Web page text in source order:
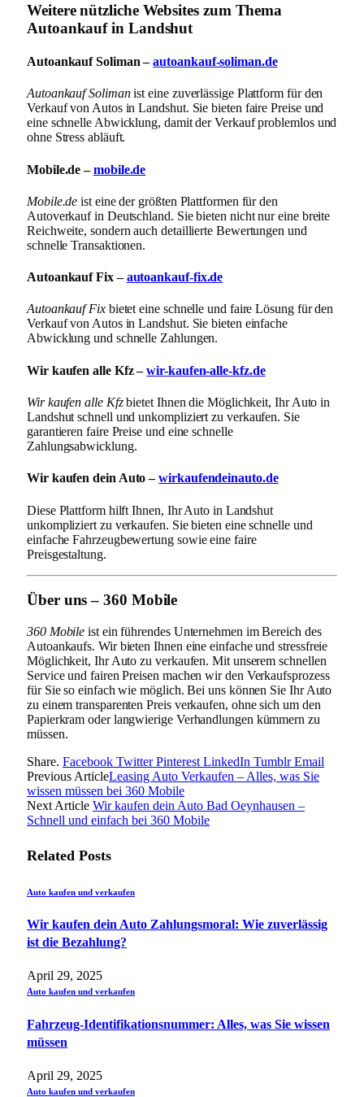
Weitere nützliche Websites zum Thema
Autoankauf in Landshut
Autoankauf Soliman –autoankauf-soliman.de
Autoankauf Solimanist eine zuverlässige Plattform für den
Verkauf von Autos in Landshut. Sie bieten faire Preise und
eine schnelle Abwicklung, damit der Verkauf problemlos und
ohne Stress abläuft.
Mobile.de –mobile.de
Mobile.de ist eine der größten Plattformen für den
Autoverkauf in Deutschland. Sie bieten nicht nur eine breite
Reichweite, sondern auch detaillierte Bewertungen und
schnelle Transaktionen.
Autoankauf Fix –autoankauf-fix.de
Autoankauf Fixbietet eine schnelle und faire Lösung für den
Verkauf von Autos in Landshut. Sie bieten einfache
Abwicklung und schnelle Zahlungen.
Wir kaufen alle Kfz –wir-kaufen-alle-kfz.de
Wir kaufen alle Kfzbietet Ihnen die Möglichkeit, Ihr Auto in
Landshut schnell und unkompliziert zu verkaufen. Sie
garantieren faire Preise und eine schnelle
Zahlungsabwicklung.
Wir kaufen dein Auto –wirkaufendeinauto.de
Diese Plattform hilft Ihnen, Ihr Auto in Landshut
unkompliziert zu verkaufen. Sie bieten eine schnelle und
einfache Fahrzeugbewertung sowie eine faire
Preisgestaltung.
Über uns – 360 Mobile
360 Mobile ist ein führendes Unternehmen im Bereich des
Autoankaufs. Wir bieten Ihnen eine einfache und stressfreie
Möglichkeit, Ihr Auto zu verkaufen. Mit unserem schnellen
Service und fairen Preisen machen wir den Verkaufsprozess
für Sie so einfach wie möglich. Bei uns können Sie Ihr Auto
zu einem transparenten Preis verkaufen, ohne sich um den
Papierkram oder langwierige Verhandlungen kümmern zu
müssen.
Share. Facebook Twitter Pinterest LinkedIn Tumblr Email
Previous ArticleLeasing Auto Verkaufen – Alles, was Sie
wissen müssen bei 360 Mobile
Next Article Wir kaufen dein Auto Bad Oeynhausen –
Schnell und einfach bei 360 Mobile
Related Posts
Auto kaufen und verkaufen
Wir kaufen dein Auto Zahlungsmoral: Wie zuverlässig
ist die Bezahlung?
April 29, 2025
Auto kaufen und verkaufen
Fahrzeug-Identifikationsnummer: Alles, was Sie wissen
müssen
April 29, 2025
Auto kaufen und verkaufen